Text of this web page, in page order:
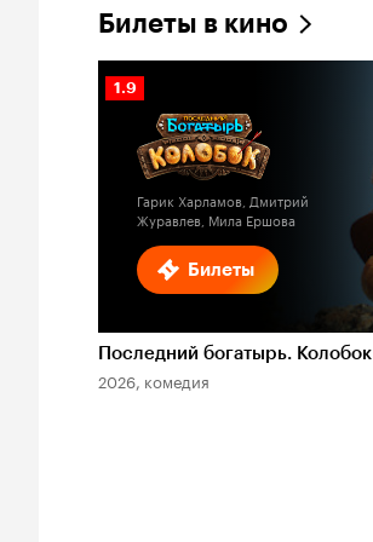
Билеты в кино
Билеты
Рейтинг
Кинопоиска
1.9
Гарик Харламов, Дмитрий
Журавлев, Мила Ершова
Последний богатырь. Колобок
2026, комедия